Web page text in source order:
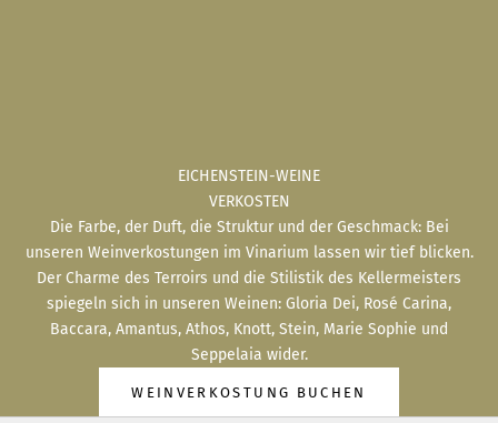
EICHENSTEIN-WEINE
VERKOSTEN
Die Farbe, der Duft, die Struktur und der Geschmack: Bei
unseren Weinverkostungen im Vinarium lassen wir tief blicken.
Der Charme des Terroirs und die Stilistik des Kellermeisters
spiegeln sich in unseren Weinen: Gloria Dei, Rosé Carina,
Baccara, Amantus, Athos, Knott, Stein, Marie Sophie und
Seppelaia wider.
WEINVERKOSTUNG BUCHEN